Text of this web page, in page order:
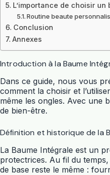
L’importance de choisir un
Routine beaute
Conclusion
Annexes
Introduction à la Baume
Dans ce guide, nous vous
comment la choisir et
même les ongles. Avec une
de bien-être.
Définition et historique de la
La Baume Intégrale est un
protectrices. Au fil du
de base reste le même :